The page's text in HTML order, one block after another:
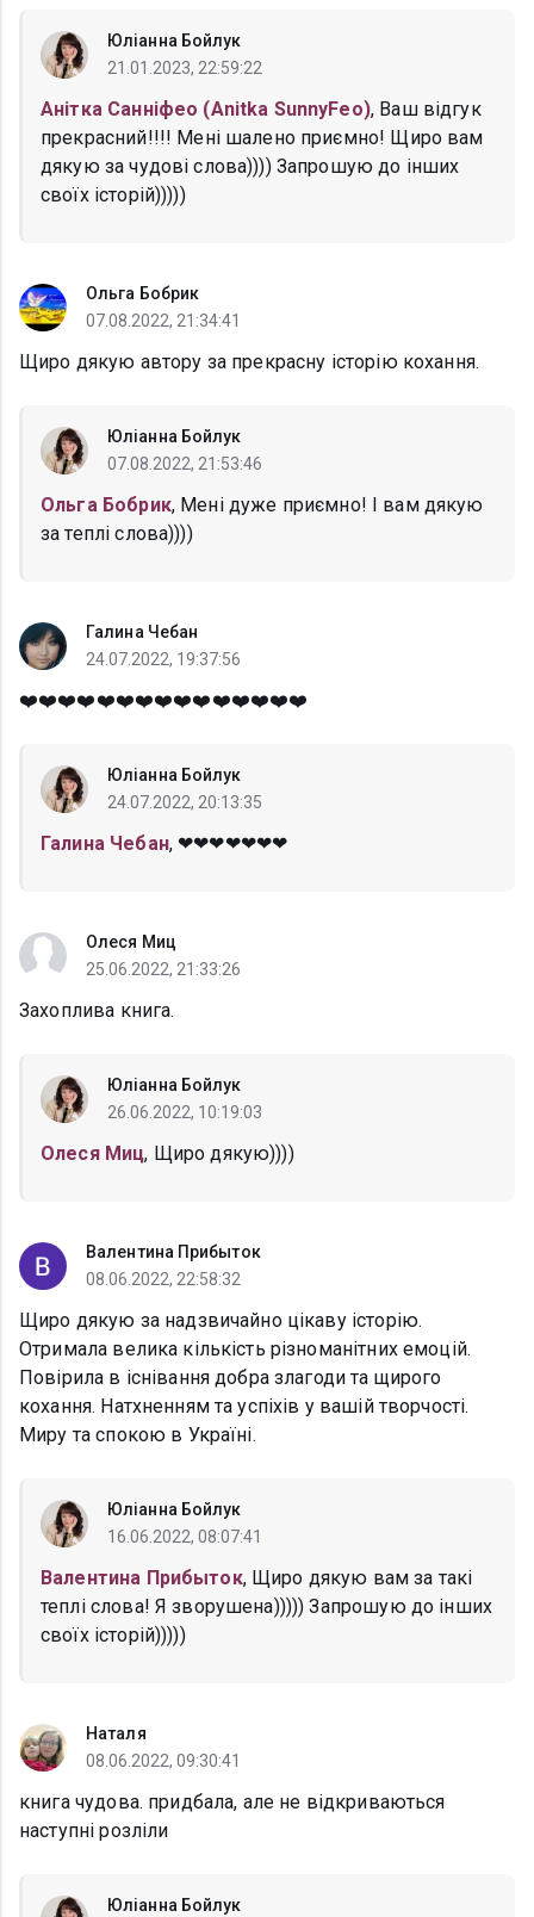
Юліанна Бойлук
21.01.2023, 22:59:22
Анітка Санніфео (Anitka SunnyFeo), Ваш відгук
прекрасний!!!! Мені шалено приємно! Щиро вам
дякую за чудові слова)))) Запрошую до інших
своїх історій)))))
Ольга Бобрик
07.08.2022, 21:34:41
Щиро дякую автору за прекрасну історію кохання.
Юліанна Бойлук
07.08.2022, 21:53:46
Ольга Бобрик, Мені дуже приємно! І вам дякую
за теплі слова))))
Галина Чебан
24.07.2022, 19:37:56
❤️❤️❤️❤️❤️❤️❤️❤️❤️❤️❤️❤️❤️❤️❤️
Юліанна Бойлук
24.07.2022, 20:13:35
Галина Чебан, ❤❤❤❤❤❤❤
Олеся Миц
25.06.2022, 21:33:26
Захоплива книга.
Юліанна Бойлук
26.06.2022, 10:19:03
Олеся Миц, Щиро дякую))))
Валентина Прибыток
08.06.2022, 22:58:32
Щиро дякую за надзвичайно цікаву історію.
Отримала велика кількість різноманітних емоцій.
Повірила в існівання добра злагоди та щирого
кохання. Натхненням та успіхів у вашій творчості.
Миру та спокою в Україні.
Юліанна Бойлук
16.06.2022, 08:07:41
Валентина Прибыток, Щиро дякую вам за такі
теплі слова! Я зворушена))))) Запрошую до інших
своїх історій)))))
Наталя
08.06.2022, 09:30:41
книга чудова. придбала, але не відкриваються
наступні розліли
Юліанна Бойлук